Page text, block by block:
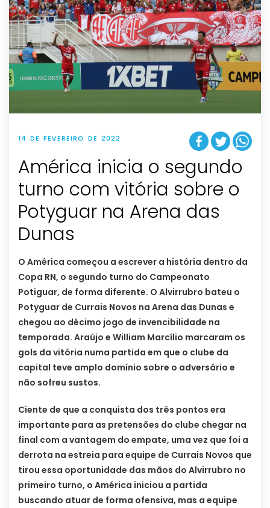
14 DE FEVEREIRO DE 2022
América inicia o segundo
turno com vitória sobre o
Potyguar na Arena das
Dunas
O América começou a escrever a história dentro da
Copa RN, o segundo turno do Campeonato
Potiguar, de forma diferente. O Alvirrubro bateu o
Potyguar de Currais Novos na Arena das Dunas e
chegou ao décimo jogo de invencibilidade na
temporada. Araújo e William Marcílio marcaram os
gols da vitória numa partida em que o clube da
capital teve amplo domínio sobre o adversário e
não sofreu sustos.
Ciente de que a conquista dos três pontos era
importante para as pretensões do clube chegar na
final com a vantagem do empate, uma vez que foi a
derrota na estreia para equipe de Currais Novos que
tirou essa oportunidade das mãos do Alvirrubro no
primeiro turno, o América iniciou a partida
buscando atuar de forma ofensiva, mas a equipe